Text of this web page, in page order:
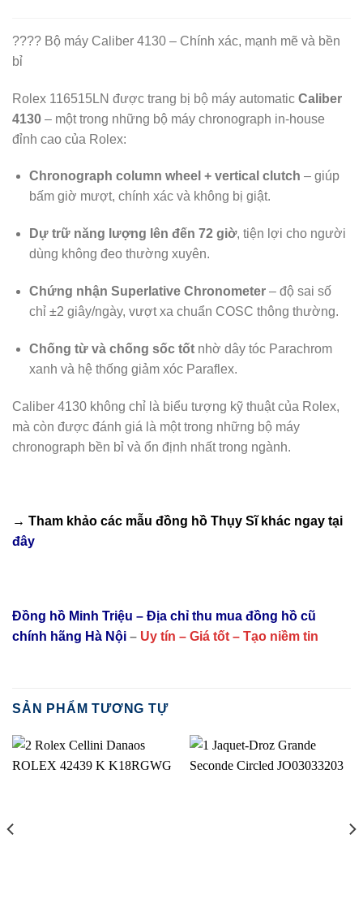
???? Bộ máy Caliber 4130 – Chính xác, mạnh mẽ và bền
bỉ
Rolex 116515LN được trang bị bộ máy automatic Caliber
4130 – một trong những bộ máy chronograph in-house
đỉnh cao của Rolex:
Chronograph column wheel + vertical clutch – giúp
bấm giờ mượt, chính xác và không bị giật.
Dự trữ năng lượng lên đến 72 giờ, tiện lợi cho người
dùng không đeo thường xuyên.
Chứng nhận Superlative Chronometer– độ sai số
chỉ ±2 giây/ngày, vượt xa chuẩn COSC thông thường.
Chống từ và chống sốc tốtnhờ dây tóc Parachrom
xanh và hệ thống giảm xóc Paraflex.
Caliber 4130 không chỉ là biểu tượng kỹ thuật của Rolex,
mà còn được đánh giá là một trong những bộ máy
chronograph bền bỉ và ổn định nhất trong ngành.
→ Tham khảo các mẫu đồng hồ Thụy Sĩkhác ngay tại
đây
Đồng hồ Minh Triệu – Địa chỉ thu mua đồng hồ cũ
chính hãng Hà Nội – Uy tín – Giá tốt – Tạo niềm tin
SẢN PHẨM TƯƠNG TỰ